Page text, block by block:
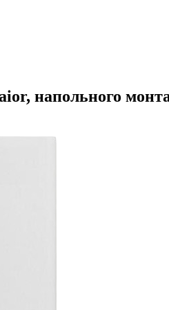
напольного